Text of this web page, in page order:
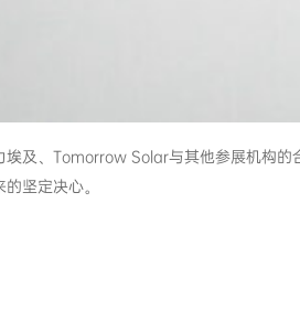
埃及、Tomorrow Solar与其他参展机构
坚定决心。